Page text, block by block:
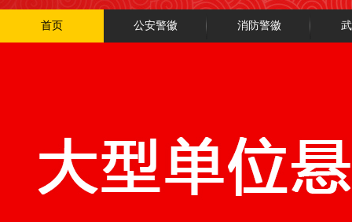
首页 公安警徽 消防警徽